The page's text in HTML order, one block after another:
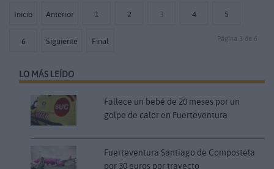
Inicio Anterior 1 2 3 4 5
6 Siguiente Final Página 3 de 6
LO MÁS LEÍDO
Fallece un bebé de 20 meses por un
golpe de calor en Fuerteventura
Fuerteventura Santiago de Compostela
por 30 euros por trayecto